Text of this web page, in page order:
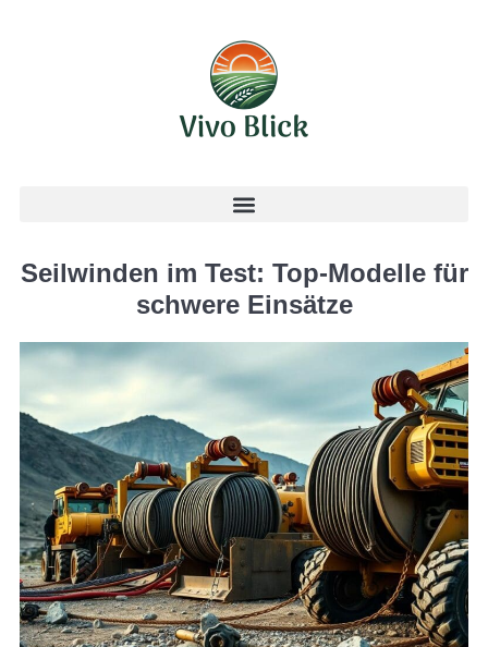
Seilwinden im Test: Top-Modelle für
schwere Einsätze